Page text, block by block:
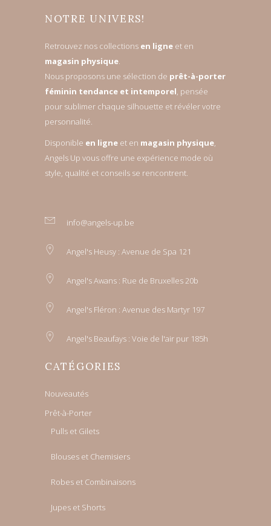
NOTRE UNIVERS!
Retrouvez nos collections en ligne et en
magasin physique.
Nous proposons une sélection de prêt-à-porter
féminin tendance et intemporel, pensée
pour sublimer chaque silhouette et révéler votre
personnalité.
Disponible en ligne et en magasin physique,
Angels Up vous offre une expérience mode où
style, qualité et conseils se rencontrent.
info@angels-up.be
Angel's Heusy : Avenue de Spa 121
Angel's Awans : Rue de Bruxelles 20b
Angel's Fléron : Avenue des Martyr 197
Angel's Beaufays : Voie de l'air pur 185h
CATÉGORIES
Nouveautés
Prêt-à-Porter
Pulls et Gilets
Blouses et Chemisiers
Robes et Combinaisons
Jupes et Shorts